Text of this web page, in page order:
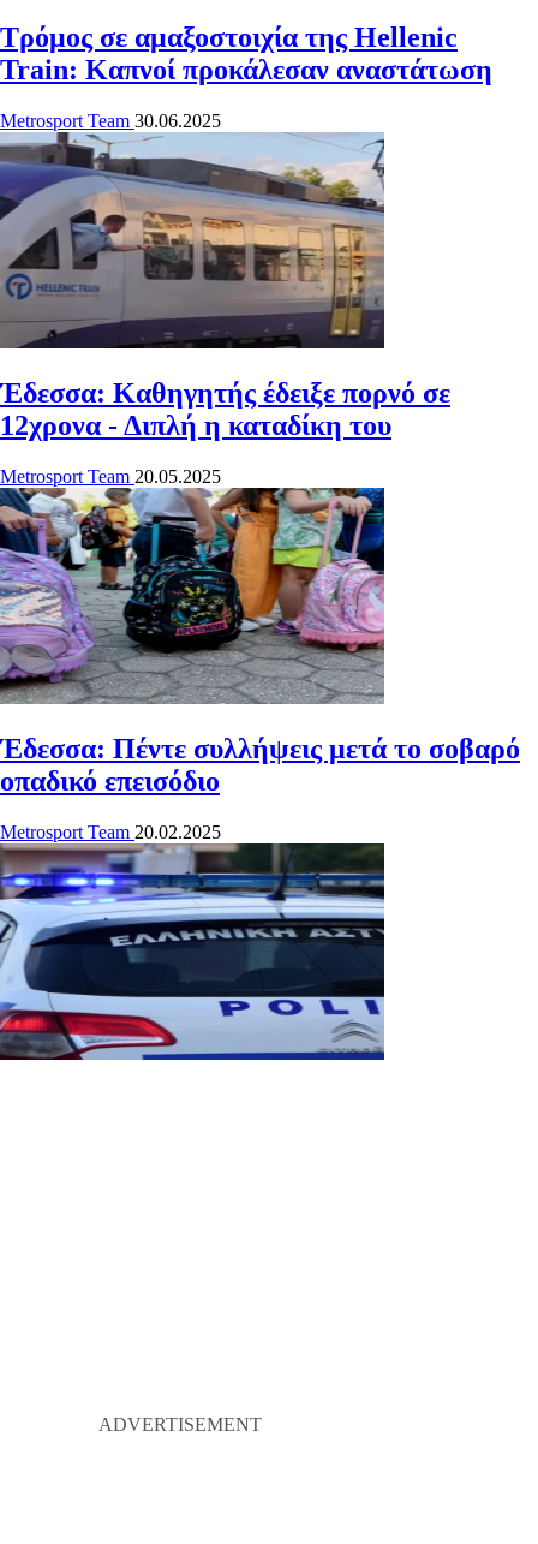
Τρόμος σε αμαξοστοιχία της Hellenic
Train: Καπνοί προκάλεσαν αναστάτωση
Metrosport Team 30.06.2025
Έδεσσα: Καθηγητής έδειξε πορνό σε
12χρονα - Διπλή η καταδίκη του
Metrosport Team 20.05.2025
Έδεσσα: Πέντε συλλήψεις μετά το σοβαρό
οπαδικό επεισόδιο
Metrosport Team 20.02.2025